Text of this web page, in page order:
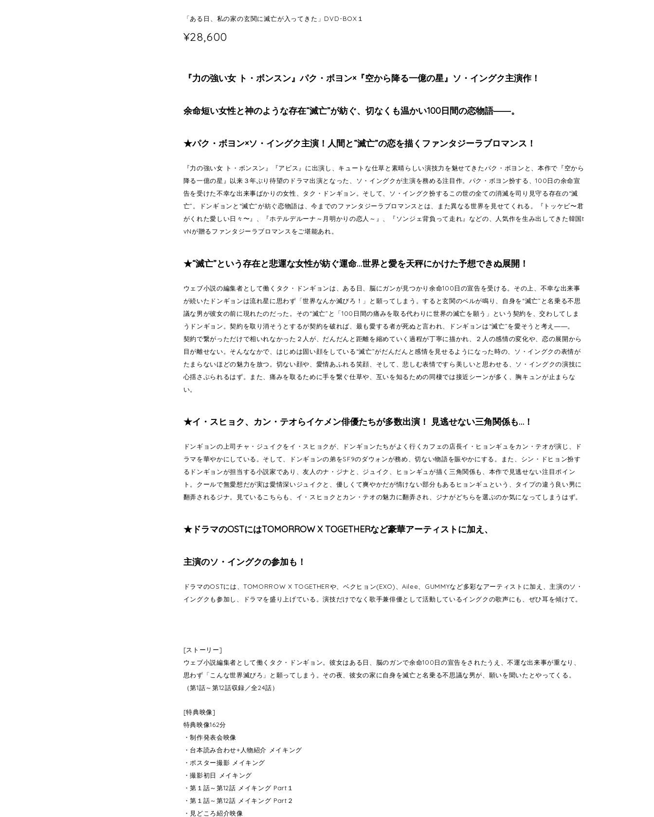
「ある日、私の家の玄関に滅亡が入ってきた」DVD-BOX１
¥28,600
『力の強い女 ト・ボンスン』パク・ボヨン×『空から降る一億の星』ソ・イングク主演作！
余命短い女性と神のような存在“滅亡”が紡ぐ、切なくも温かい100日間の恋物語――。
★パク・ボヨン×ソ・イングク主演！人間と“滅亡”の恋を描くファンタジーラブロマンス！
『力の強い女 ト・ボンスン』『アビス』に出演し、キュートな仕草と素晴らしい演技力を魅せてきたパク・ボヨンと、本作で『空から
降る一億の星』以来３年ぶり待望のドラマ出演となった、ソ・イングクが主演を務める注目作。パク・ボヨン扮する、100日の余命宣
告を受けた不幸な出来事ばかりの女性、タク・ドンギョン。そして、ソ・イングク扮するこの世の全ての消滅を司り見守る存在の“滅
亡”。ドンギョンと“滅亡”が紡ぐ恋物語は、今までのファンタジーラブロマンスとは、また異なる世界を見せてくれる。『トッケビ〜君
がくれた愛しい日々〜』、『ホテルデルーナ～月明かりの恋人～』、『ソンジェ背負って走れ』などの、人気作を生み出してきた韓国t
vNが贈るファンタジーラブロマンスをご堪能あれ。
★“滅亡”という存在と悲運な女性が紡ぐ運命…世界と愛を天秤にかけた予想できぬ展開！
ウェブ小説の編集者として働くタク・ドンギョンは、ある日、脳にガンが見つかり余命100日の宣告を受ける。その上、不幸な出来事
が続いたドンギョンは流れ星に思わず「世界なんか滅びろ！」と願ってしまう。すると玄関のベルが鳴り、自身を“滅亡”と名乗る不思
議な男が彼女の前に現れたのだった。その“滅亡”と「100日間の痛みを取る代わりに世界の滅亡を願う」という契約を、交わしてしま
うドンギョン。契約を取り消そうとするが契約を破れば、最も愛する者が死ぬと言われ、ドンギョンは“滅亡”を愛そうと考え――。
契約で繋がっただけで相いれなかった２人が、だんだんと距離を縮めていく過程が丁寧に描かれ、２人の感情の変化や、恋の展開から
目が離せない。そんななかで、はじめは固い顔をしている“滅亡”がだんだんと感情を見せるようになった時の、ソ・イングクの表情が
たまらないほどの魅力を放つ。切ない顔や、愛情あふれる笑顔、そして、悲しむ表情ですら美しいと思わせる、ソ・イングクの演技に
心揺さぶられるはず。また、痛みを取るために手を繋ぐ仕草や、互いを知るための同棲では接近シーンが多く、胸キュンが止まらな
い。
★イ・スヒョク、カン・テオらイケメン俳優たちが多数出演！ 見逃せない三角関係も…！
ドンギョンの上司チャ・ジュイクをイ・スヒョクが、ドンギョンたちがよく行くカフェの店長イ・ヒョンギュをカン・テオが演じ、ド
ラマを華やかにしている。そして、ドンギョンの弟をSF9のダウォンが務め、切ない物語を賑やかにする。また、シン・ドヒョン扮す
るドンギョンが担当する小説家であり、友人のナ・ジナと、ジュイク、ヒョンギュが描く三角関係も、本作で見逃せない注目ポイン
ト。クールで無愛想だが実は愛情深いジュイクと、優しくて爽やかだが情けない部分もあるヒョンギュという、タイプの違う良い男に
翻弄されるジナ。見ているこちらも、イ・スヒョクとカン・テオの魅力に翻弄され、ジナがどちらを選ぶのか気になってしまうはず。
★ドラマのOSTにはTOMORROW X TOGETHERなど豪華アーティストに加え、
主演のソ・イングクの参加も！
ドラマのOSTには、TOMORROW X TOGETHERや、ベクヒョン(EXO)、Ailee、GUMMYなど多彩なアーティストに加え、主演のソ・
イングクも参加し、ドラマを盛り上げている。演技だけでなく歌手兼俳優として活動しているイングクの歌声にも、ぜひ耳を傾けて。
[ストーリー]
ウェブ小説編集者として働くタク・ドンギョン。彼女はある日、脳のガンで余命100日の宣告をされたうえ、不運な出来事が重なり、
思わず「こんな世界滅びろ」と願ってしまう。その夜、彼女の家に自身を滅亡と名乗る不思議な男が、願いを聞いたとやってくる。
（第1話～第12話収録／全24話）
[特典映像]
特典映像162分
・制作発表会映像
・台本読み合わせ+人物紹介 メイキング
・ポスター撮影 メイキング
・撮影初日 メイキング
・第１話～第12話 メイキング Part１
・第１話～第12話 メイキング Part２
・見どころ紹介映像